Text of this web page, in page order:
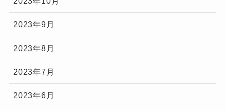
2023年9月
2023年8月
2023年7月
2023年6月